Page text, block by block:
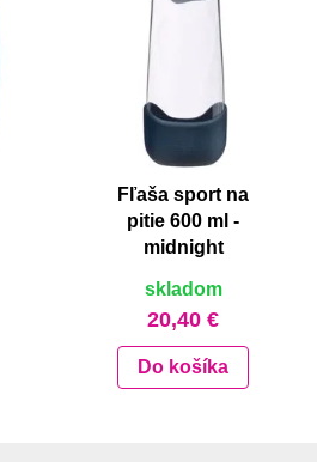
Fľaša sport na
pitie 600 ml -
midnight
skladom
20,40 €
Do košíka